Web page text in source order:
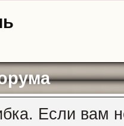
Если вам